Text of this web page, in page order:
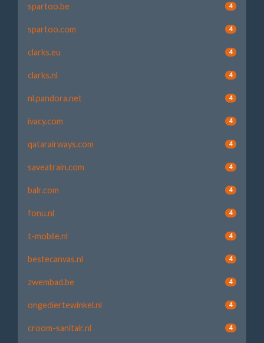
spartoo.be 4
spartoo.com 4
clarks.eu 4
clarks.nl 4
nl.pandora.net 4
ivacy.com 4
qatarairways.com 4
saveatrain.com 4
balr.com 4
fonu.nl 4
t-mobile.nl 4
bestecanvas.nl 4
zwembad.be 4
ongediertewinkel.nl 4
croom-sanitair.nl 4